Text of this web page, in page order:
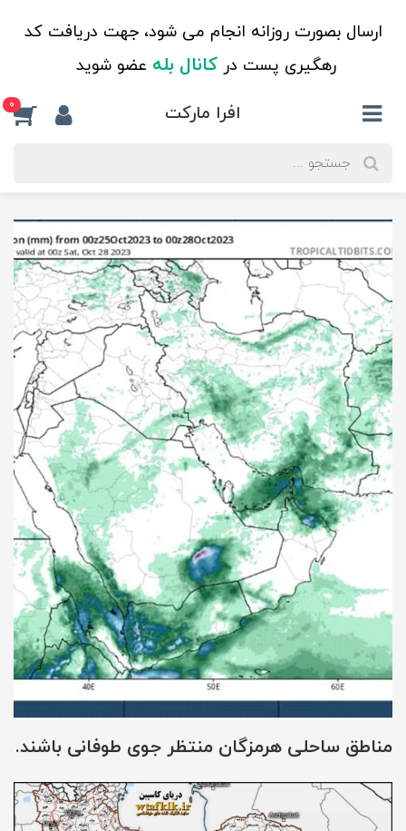
ارسال بصورت روزانه انجام می شود، جهت دریافت کد
رهگیری پست درکانال بله عضو شوید
افرا مارکت 0
مناطق ساحلی هرمزگان منتظر جوی طوفانی باشند.